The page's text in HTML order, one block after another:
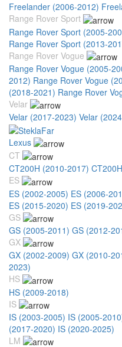
Freelander (2006-2012)
Range Rover Sport
Range Rover Sport (2005-
Range Rover Sport (2013-
Range Rover Vogue
Range Rover Vogue (2005-
2012) Range Rover Vogue
(2018-2021) Range Rover
Velar
Velar (2017-2023) Velar
Lexus
CT
CT200H (2010-2017)
ES
ES (2002-2005) ES (2006-
ES (2015-2020) ES (2019-
GS
GS (2005-2011) GS (2012-
GX
GX (2002-2009) GX (2010-
2023)
HS
HS (2009-2018)
IS
IS (2003-2005) IS (2005-
(2017-2020) IS (2020-2025)
LM